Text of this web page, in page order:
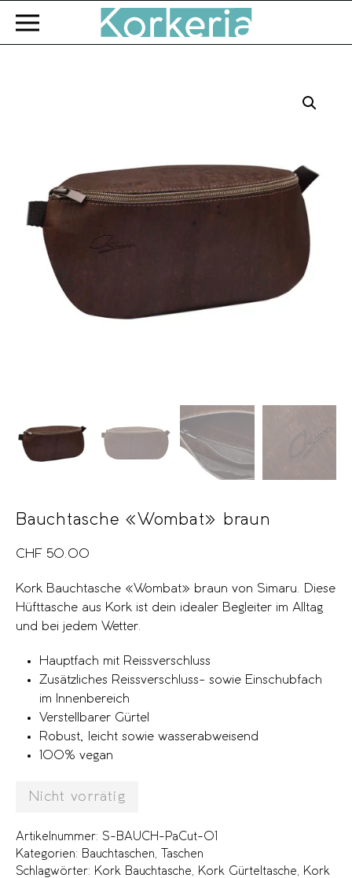
Zum Hauptinhalt springen
Bauchtasche «Wombat» braun
CHF 50.00
Kork Bauchtasche «Wombat» braun von Simaru. Diese
Hüfttasche aus Kork ist dein idealer Begleiter im Alltag
und bei jedem Wetter.
Hauptfach mit Reissverschluss
Zusätzliches Reissverschluss- sowie Einschubfach
im Innenbereich
Verstellbarer Gürtel
Robust, leicht sowie wasserabweisend
100% vegan
Nicht vorrätig
Artikelnummer: S-BAUCH-PaCut-01
Kategorien: Bauchtaschen
Taschen
Schlagwörter: Kork Bauchtasche Kork Gürteltasche
Kork